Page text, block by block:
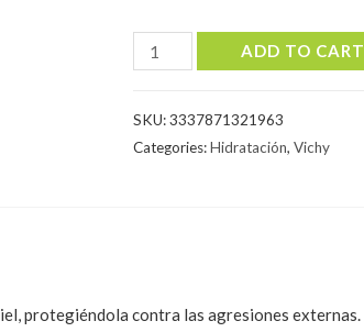
AGUA
THERMAL
ADD TO CART
SKU:3337871321963
Categories:Hidratación, Vichy
protegiéndola contra las agresiones externas.